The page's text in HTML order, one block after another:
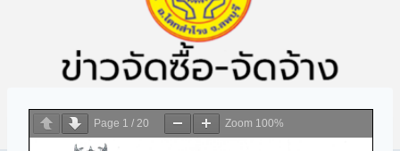
Page 1 / 20 Zoom 100%